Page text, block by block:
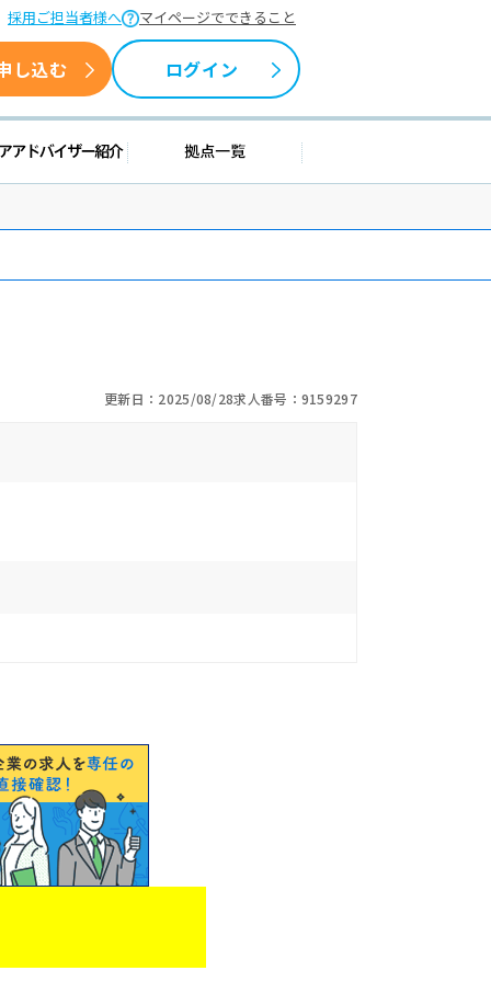
採用ご担当者様へ マイページでできること
し込む ログイン
情報 キャリアアドバイザー紹介拠点一覧
更新日：2025/08/28求人番号：9159297